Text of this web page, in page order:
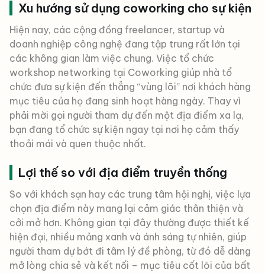
Xu hướng sử dụng coworking cho sự kiện
Hiện nay, các cộng đồng freelancer, startup và
doanh nghiệp công nghệ đang tập trung rất lớn tại
các không gian làm việc chung. Việc tổ chức
workshop networking tại Coworking giúp nhà tổ
chức đưa sự kiện đến thẳng “vùng lõi” nơi khách hàng
mục tiêu của họ đang sinh hoạt hàng ngày. Thay vì
phải mời gọi người tham dự đến một địa điểm xa lạ,
bạn đang tổ chức sự kiện ngay tại nơi họ cảm thấy
thoải mái và quen thuộc nhất.
Lợi thế so với địa điểm truyền thống
So với khách sạn hay các trung tâm hội nghị, việc lựa
chọn địa điểm này mang lại cảm giác thân thiện và
cởi mở hơn. Không gian tại đây thường được thiết kế
hiện đại, nhiều mảng xanh và ánh sáng tự nhiên, giúp
người tham dự bớt đi tâm lý đề phòng, từ đó dễ dàng
mở lòng chia sẻ và kết nối – mục tiêu cốt lõi của bất